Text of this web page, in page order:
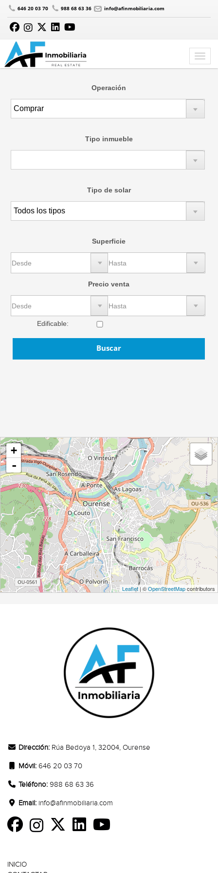
646 20 03 70 988 68 63 36 info@afinmobiliaria.com
MAPA
Operación
Tipo inmueble
Tipo de solar
Superficie
Precio venta
Edificable:
Buscar
+
-
Leaflet| ©OpenStreetMapcontributors
Dirección:Rúa Bedoya 1, 32004, Ourense
Móvil: 646 20 03 70
Teléfono: 988 68 63 36
Email: info@afinmobiliaria.com
INICIO